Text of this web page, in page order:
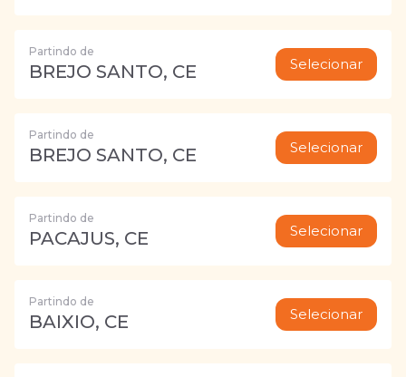
Partindo de
BREJO SANTO, CE Selecionar
Partindo de
BREJO SANTO, CE Selecionar
Partindo de
PACAJUS, CE Selecionar
Partindo de
BAIXIO, CE Selecionar